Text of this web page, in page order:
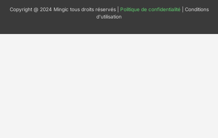
Copyright @ 2024 Mingic tous droits réservés | Politique de confidentialité| Conditions
d'utilisation